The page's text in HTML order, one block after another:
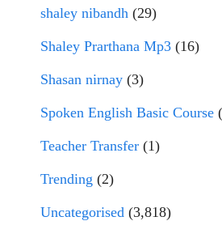
shaley nibandh (29)
Shaley Prarthana Mp3 (16)
Shasan nirnay (3)
Spoken English Basic Course
Teacher Transfer (1)
Trending (2)
Uncategorised (3,818)